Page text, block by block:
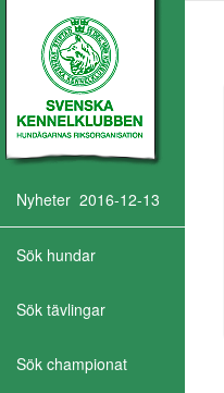
Nyheter 2016-12-13
Sök hundar
Sök tävlingar
Sök championat